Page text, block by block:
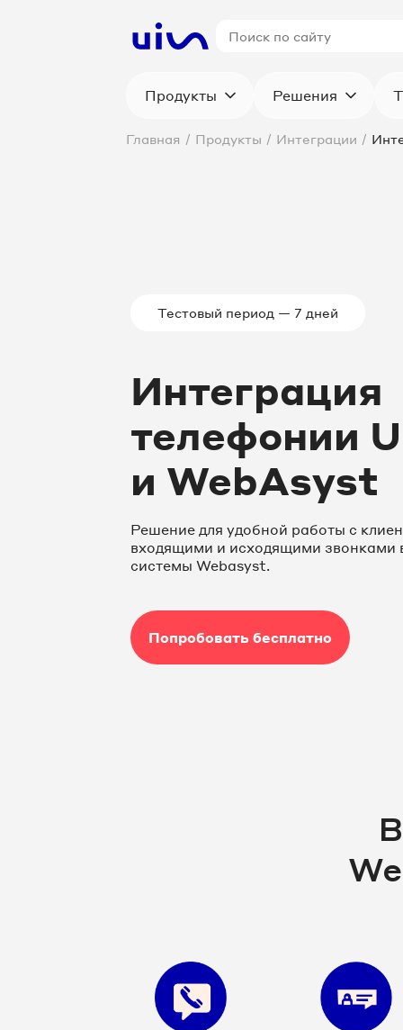
Продукты Решения
Главная / Продукты / Интеграции /
Тестовый период — 7 дней
Интеграция
телефонии
и WebAsyst
Решение для удобной работы с
входящими и исходящими звонками
системы Webasyst.
Попробовать бесплатно